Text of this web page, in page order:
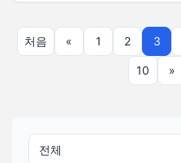
처음 « 1 2 3
10 »